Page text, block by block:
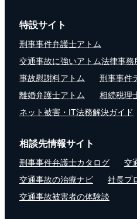
特設サイト
刑事事件弁護士アトム
交通事故に強いアトム法律事
事故慰謝料アトム
刑事事件
離婚弁護士アトム
相続税理
ネット被害・IT法務解決ガイド
相談先情報サイト
刑事事件弁護士カタログ
交
交通事故の治療ナビ
社長プ
交通事故被害者の体験談